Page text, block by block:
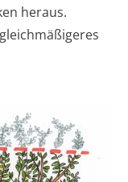
heraus.